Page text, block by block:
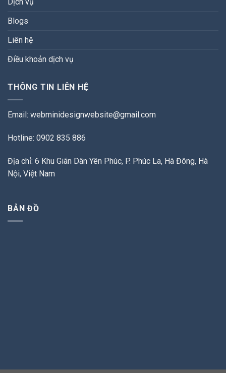
Dịch vụ
Blogs
Liên hệ
Điều khoản dịch vụ
THÔNG TIN LIÊN HỆ
Email: webminidesignwebsite@gmail.com
Hotline: 0902 835 886
Địa chỉ: 6 Khu Giãn Dân Yên Phúc, P. Phúc La, Hà Đông, Hà
Nội, Việt Nam
BẢN ĐỒ